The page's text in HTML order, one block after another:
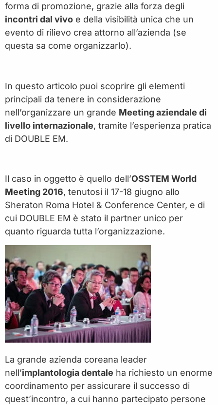
forma di promozione, grazie alla forza degli
incontri dal vivo e della visibilità unica che un
evento di rilievo crea attorno all’azienda (se
questa sa come organizzarlo).
In questo articolo puoi scoprire gli elementi
principali da tenere in considerazione
nell’organizzare un grande Meeting aziendale di
livello internazionale, tramite l’esperienza pratica
di DOUBLE EM.
Il caso in oggetto è quello dell’OSSTEM World
Meeting 2016, tenutosi il 17-18 giugno allo
Sheraton Roma Hotel & Conference Center, e di
cui DOUBLE EM è stato il partner unico per
quanto riguarda tutta l’organizzazione.
La grande azienda coreana leader
nell’implantologia dentale ha richiesto un enorme
coordinamento per assicurare il successo di
quest’incontro, a cui hanno partecipato persone